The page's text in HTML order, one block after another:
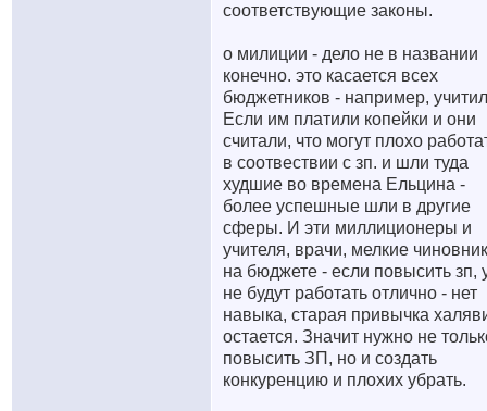
соответствующие законы.
о милиции - дело не в названии
конечно. это касается всех
бюджетников - например,
Если им платили копейки и они
считали, что могут плохо
в соотвествии с зп. и шли туда
худшие во времена Ельцина -
более успешные шли в другие
сферы. И эти миллиционеры и
учителя, врачи, мелкие
на бюджете - если повысить зп,
не будут работать отлично - нет
навыка, старая привычка
остается. Значит нужно не
повысить ЗП, но и создать
конкуренцию и плохих убрать.